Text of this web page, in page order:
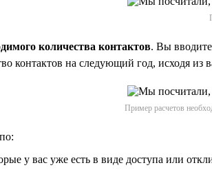
количества контактов. Вы
контактов на следующий год, исходя из
Пример расчетов
у вас уже есть в виде доступа или